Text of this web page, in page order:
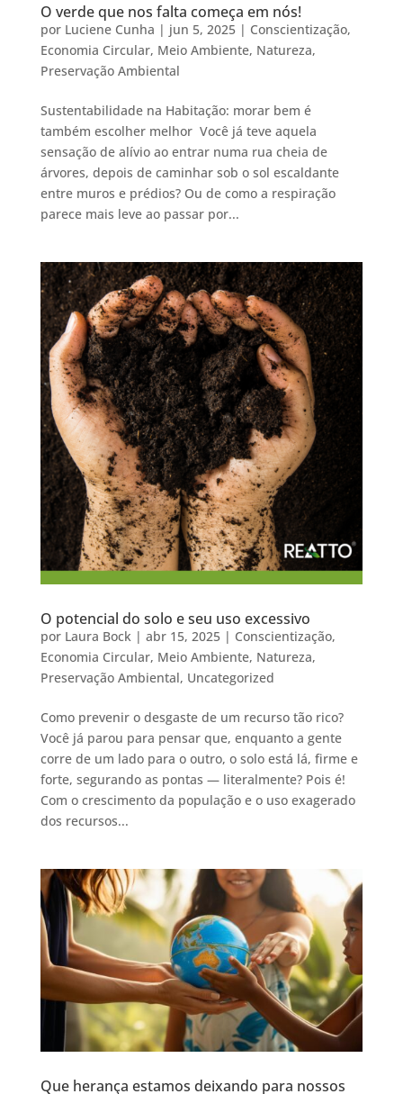
O verde que nos falta começa em nós!
por Luciene Cunha | jun 5, 2025| Conscientização,
Economia Circular, Meio Ambiente, Natureza,
Preservação Ambiental
Sustentabilidade na Habitação: morar bem é
também escolher melhor Você já teve aquela
sensação de alívio ao entrar numa rua cheia de
árvores, depois de caminhar sob o sol escaldante
entre muros e prédios? Ou de como a respiração
parece mais leve ao passar por...
O potencial do solo e seu uso excessivo
por Laura Bock| abr 15, 2025| Conscientização,
Economia Circular, Meio Ambiente, Natureza,
Preservação Ambiental, Uncategorized
Como prevenir o desgaste de um recurso tão rico?
Você já parou para pensar que, enquanto a gente
corre de um lado para o outro, o solo está lá, firme e
forte, segurando as pontas — literalmente? Pois é!
Com o crescimento da população e o uso exagerado
dos recursos...
Que herança estamos deixando para nossos